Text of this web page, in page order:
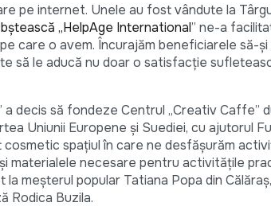
pe internet. Unele au fost vândute la
„HelpAge International” ne-a
care o avem. Încurajăm beneficiarele să-și
să le aducă nu doar o satisfacție
a decis să fondeze Centrul „Creativ Caffe”
Uniunii Europene și Suediei, cu ajutorul
spațiul în care ne desfășurăm
materialele necesare pentru activitățile
meșterul popular Tatiana Popa din
Rodica Buzila.